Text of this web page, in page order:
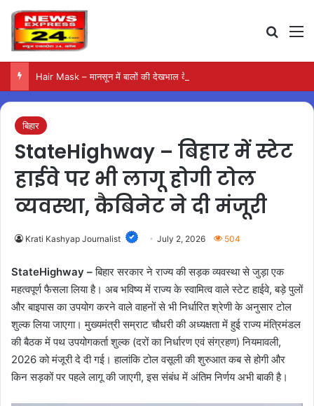
Hair Mask – मानसून में बालों की देखभाल के लिए आजमाएं अंडे का मास्क
बिहार
StateHighway – बिहार में स्टेट
हाईवे पर भी लागू होगी टोल
व्यवस्था, कैबिनेट ने दी मंजूरी
Krati Kashyap Journalist July 2, 2026 504
StateHighway –बिहार सरकार ने राज्य की सड़क व्यवस्था से जुड़ा एक
महत्वपूर्ण फैसला लिया है। अब भविष्य में राज्य के स्वामित्व वाले स्टेट हाईवे, बड़े पुलों
और बाइपास का उपयोग करने वाले वाहनों से भी निर्धारित श्रेणी के अनुसार टोल
शुल्क लिया जाएगा। मुख्यमंत्री सम्राट चौधरी की अध्यक्षता में हुई राज्य मंत्रिमंडल
की बैठक में पथ उपयोगकर्ता शुल्क (दरों का निर्धारण एवं संग्रहण) नियमावली,
2026 को मंजूरी दे दी गई। हालांकि टोल वसूली की शुरुआत कब से होगी और
किन सड़कों पर पहले लागू की जाएगी, इस संबंध में अंतिम निर्णय अभी बाकी है।